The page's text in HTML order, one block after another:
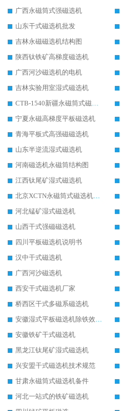
广西永磁筒式强磁选机
山东干式磁选机批发
吉林永磁磁选机结构图
陕西钛铁矿高梯度磁选机
广西河沙磁选机的电机
吉林实验用室湿式磁选机
CTB-1540新疆永磁筒式磁选机
宁夏永磁高梯度平板磁选机
青海平板式高强磁磁选机
山东半逆流湿式磁选机
河南磁选机永磁筒结构图
江西钛尾矿湿式磁选机
北京XCTN永磁筒式磁选机磁块位置
河北锰矿湿式磁选机
山西干式强磁磁选机
四川平板磁选机说明书
汉中干式磁选机
广西河沙磁选机
西安干式磁选机厂家
桥西区干式多磁系磁选机
安徽湿式平板磁选机除铁效果怎么样
安徽铁矿干式磁选机
黑龙江钛尾矿湿式磁选机
兴安盟干式磁选机技术规范
甘肃永磁筒式磁选机备件
河北一站式的铁矿磁选机